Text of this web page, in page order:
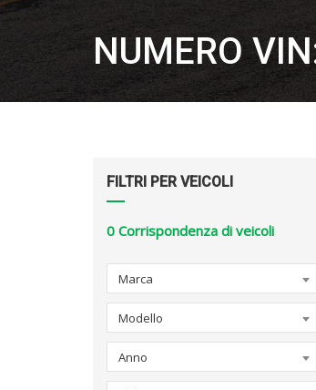
NUMERO
FILTRI PER VEICOLI
0 Corrispondenza di veicoli
Marca
Modello
Anno